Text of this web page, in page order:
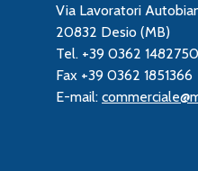
Via Lavoratori
20832 Desio (MB)
Tel. +39 0362 1482750
Fax +39 0362 1851366
E-mail: